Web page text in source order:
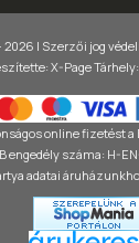
| Szerzői jog
X-Page
online fizetést a
engedély száma: H-
adatai